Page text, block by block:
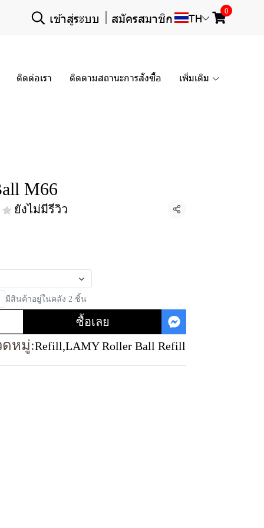
เข้าสู่ระบบ สมัครสมาชิก TH
0
ติดต่อเรา ติดตามสถานะการสั่งซื้อ เพิ่มเติม
M66
ยังไม่มีรีวิว แชร์
มีสินค้าอยู่ในคลัง 2 ชิ้น
ซื้อเลย
หมู่:Refill,LAMY Roller Ball Refill